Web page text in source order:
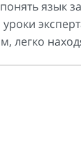
язык
легко